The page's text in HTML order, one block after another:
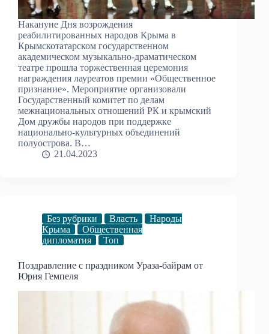
Накануне Дня возрождения
реабилитированных народов Крыма в
Крымскотатарском государственном
академическом музыкально-драматическом
театре прошла торжественная церемония
награждения лауреатов премии «Общественное
признание». Мероприятие организовали
Государственный комитет по делам
межнациональных отношений РК и крымский
Дом дружбы народов при поддержке
национально-культурных объединений
полуострова. В…
21.04.2023
Без рубрики Власть
Народы
Крыма
Общественная
дипломатия
Топ
Поздравление с праздником Ураза-байрам от
Юрия Гемпеля